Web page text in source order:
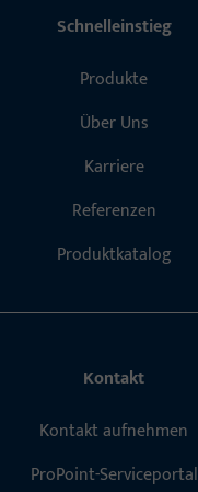
Schnelleinstieg
Produkte
Über Uns
Karriere
Referenzen
Produktkatalog
Kontakt
Kontakt aufnehmen
ProPoint-Serviceportal